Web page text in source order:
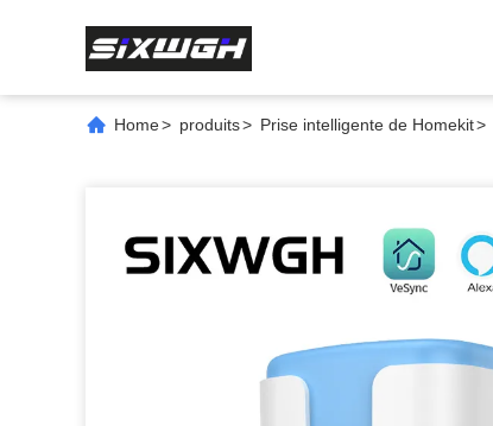
Home> produits> Prise intelligente de Homekit>